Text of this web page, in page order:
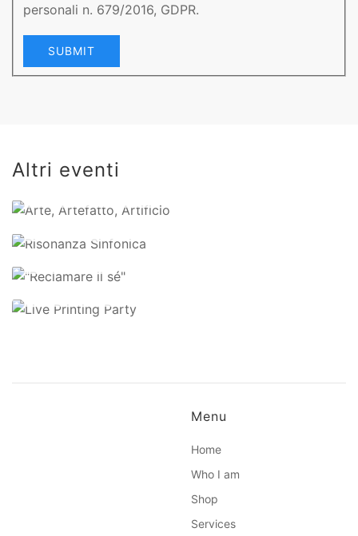
personali n. 679/2016, GDPR.
SUBMIT
Altri eventi
Artificio
Risonanza
18 October 2023
il sé"
14 March
Live
Printing
Menu
Home
Who I am
Shop
Services